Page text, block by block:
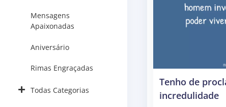
Mensagens
Apaixonadas
Aniversário
Rimas Engraçadas
Todas Categorias
Tenho de
incredulidade